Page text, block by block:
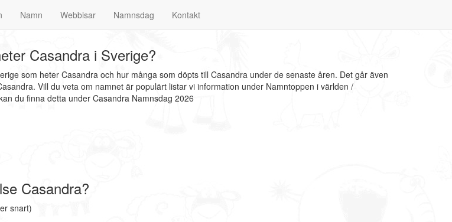
Namn Webbisar Namnsdag Kontakt
Casandra i Sverige?
som heter Casandra och hur många som döpts till Casandra under de senaste åren. Det går även
Vill du veta om namnet är populärt listar vi information under Namntoppen i världen /
du finna detta under Casandra Namnsdag 2026
Casandra?
snart)